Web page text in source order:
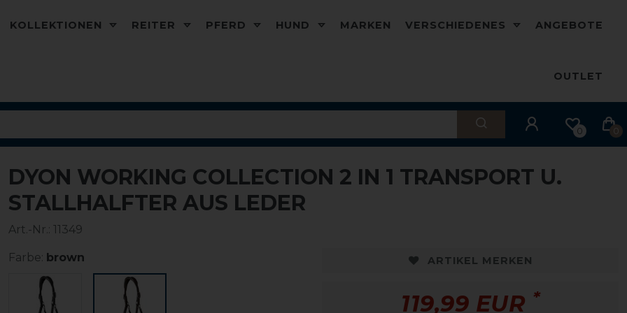
KOLLEKTIONEN REITER PFERD HUND MARKEN VERSCHIEDENES ANGEBOTE
OUTLET
0 0
DYON WORKING COLLECTION 2 IN 1 TRANSPORT U.
STALLHALFTER AUS LEDER
Art.-Nr.: 11349
Farbe: brown ARTIKEL MERKEN
119,99 EUR *